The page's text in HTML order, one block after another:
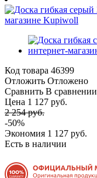
Код товара 46399
Отложить Отложено
Сравнить В сравнении
Цена 1 127 руб.
2 254 руб.
-50%
Экономия 1 127 руб.
Есть в наличии